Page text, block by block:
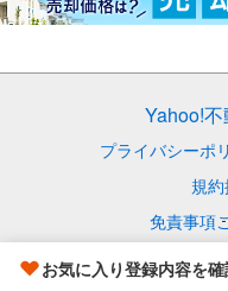
お気に入り登録内容を
Yahoo!
プライバシーポ
規約
免責事項
©